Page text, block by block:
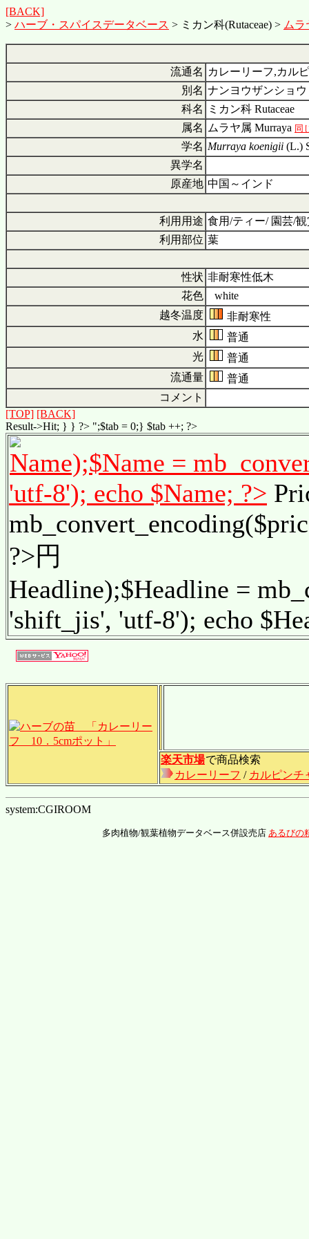
[BACK]
> ハーブ・スパイスデータベース > ミカン科(Rutaceae) > ムラ
流通名 カレーリーフ,カル
別名 ナンヨウザンショウ
科名
ミカン科 Rutaceae
属名
ムラヤ属 Murraya 同
学名 Murraya koenigii (L.)
異学名
原産地 中国～インド
利用用途 食用/ティー/ 園芸/観
利用部位 葉
性状 非耐寒性低木
花色
white
越冬温度
非耐寒性
水
普通
光
普通
流通量
普通
コメント
[TOP] [BACK]
Result->Hit; } } ?> ";$tab = 0;} $tab ++; ?>
Name);$Name =
'utf-8'); echo $Name; ?>
?>円
Headline);$Headline =
'shift_jis', 'utf-8'); echo
楽天市場で商品検索
カレーリーフ / カルピンチ
system:CGIROOM
多肉植物/観葉植物データベース併設売店 あるびの